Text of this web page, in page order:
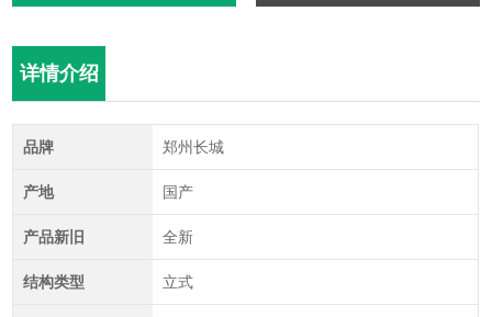
详情介绍
品牌 郑州长城
产地 国产
产品新旧 全新
结构类型 立式